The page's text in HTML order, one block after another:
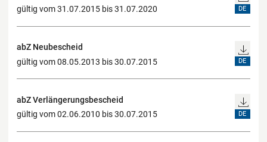
gültig vom 31.07.2015 bis 31.07.2020
DE
abZ Neubescheid
gültig vom 08.05.2013 bis 30.07.2015
DE
abZ Verlängerungsbescheid
gültig vom 02.06.2010 bis 30.07.2015
DE